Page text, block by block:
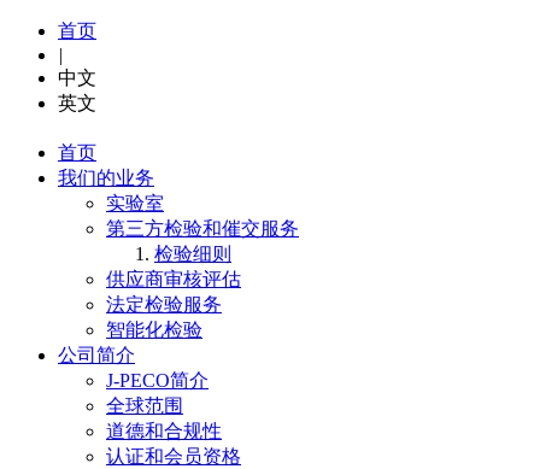
首页
|
中文
英文
首页
我们的业务
实验室
第三方检验和催交服务
检验细则
供应商审核评估
法定检验服务
智能化检验
公司简介
J-PECO简介
全球范围
道德和合规性
认证和会员资格